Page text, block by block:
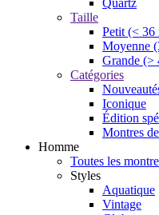
Taille
Petit (< 36
Moyenne
Grande (>
Catégories
Iconique
Édition
Montres
Homme
Toutes les
Styles
Aquatique
Vintage